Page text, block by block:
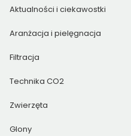
Aktualności i ciekawostki
Aranżacja i pielęgnacja
Filtracja
Technika CO2
Zwierzęta
Glony